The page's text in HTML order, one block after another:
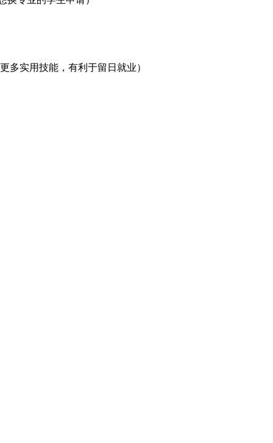
实用技能，有利于留日就业）